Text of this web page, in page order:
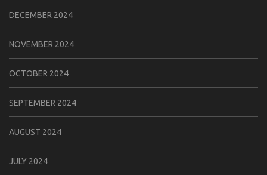
DECEMBER 2024
NOVEMBER 2024
OCTOBER 2024
SEPTEMBER 2024
AUGUST 2024
JULY 2024